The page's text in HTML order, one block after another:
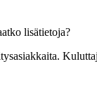
lisätietoja?